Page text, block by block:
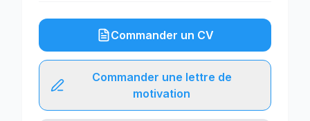
Commander un CV
Commander une lettre de
motivation